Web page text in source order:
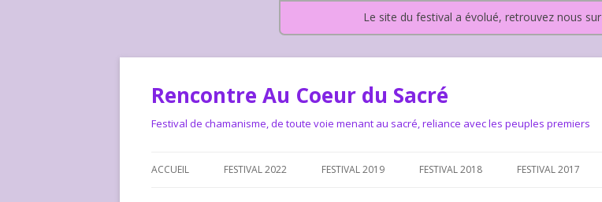
Le site du festival a évolué, retrouvez nous sur
Rencontre Au Coeur du Sacré
Festival de chamanisme, de toute voie menant au sacré, reliance avec les peuples premiers
ACCUEIL FESTIVAL 2022 FESTIVAL 2019 FESTIVAL 2018 FESTIVAL 2017